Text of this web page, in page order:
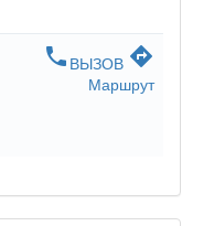
phone ВЫЗОВ directions
Маршрут